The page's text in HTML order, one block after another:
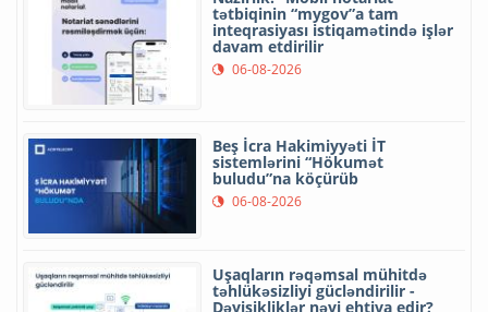
tətbiqinin “mygov”a tam
inteqrasiyası istiqamətində işlər
davam etdirilir
06-08-2026
Beş İcra Hakimiyyəti İT
sistemlərini “Hökumət
buludu”na köçürüb
06-08-2026
Uşaqların rəqəmsal mühitdə
təhlükəsizliyi gücləndirilir -
Dəyişikliklər nəyi ehtiva edir?